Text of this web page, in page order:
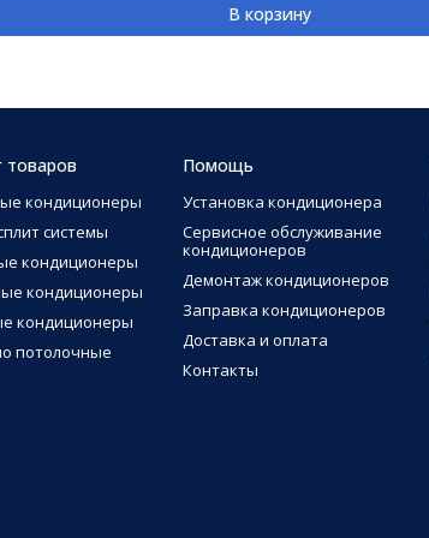
В корзину
товаров
кондиционеры
системы
кондиционеры
кондиционеры
кондиционеры
потолочные
Помощь
Установка кондиционера
Сервисное обслуживание
кондиционеров
Демонтаж кондиционеров
Заправка кондиционеров
Доставка и оплата
Контакты